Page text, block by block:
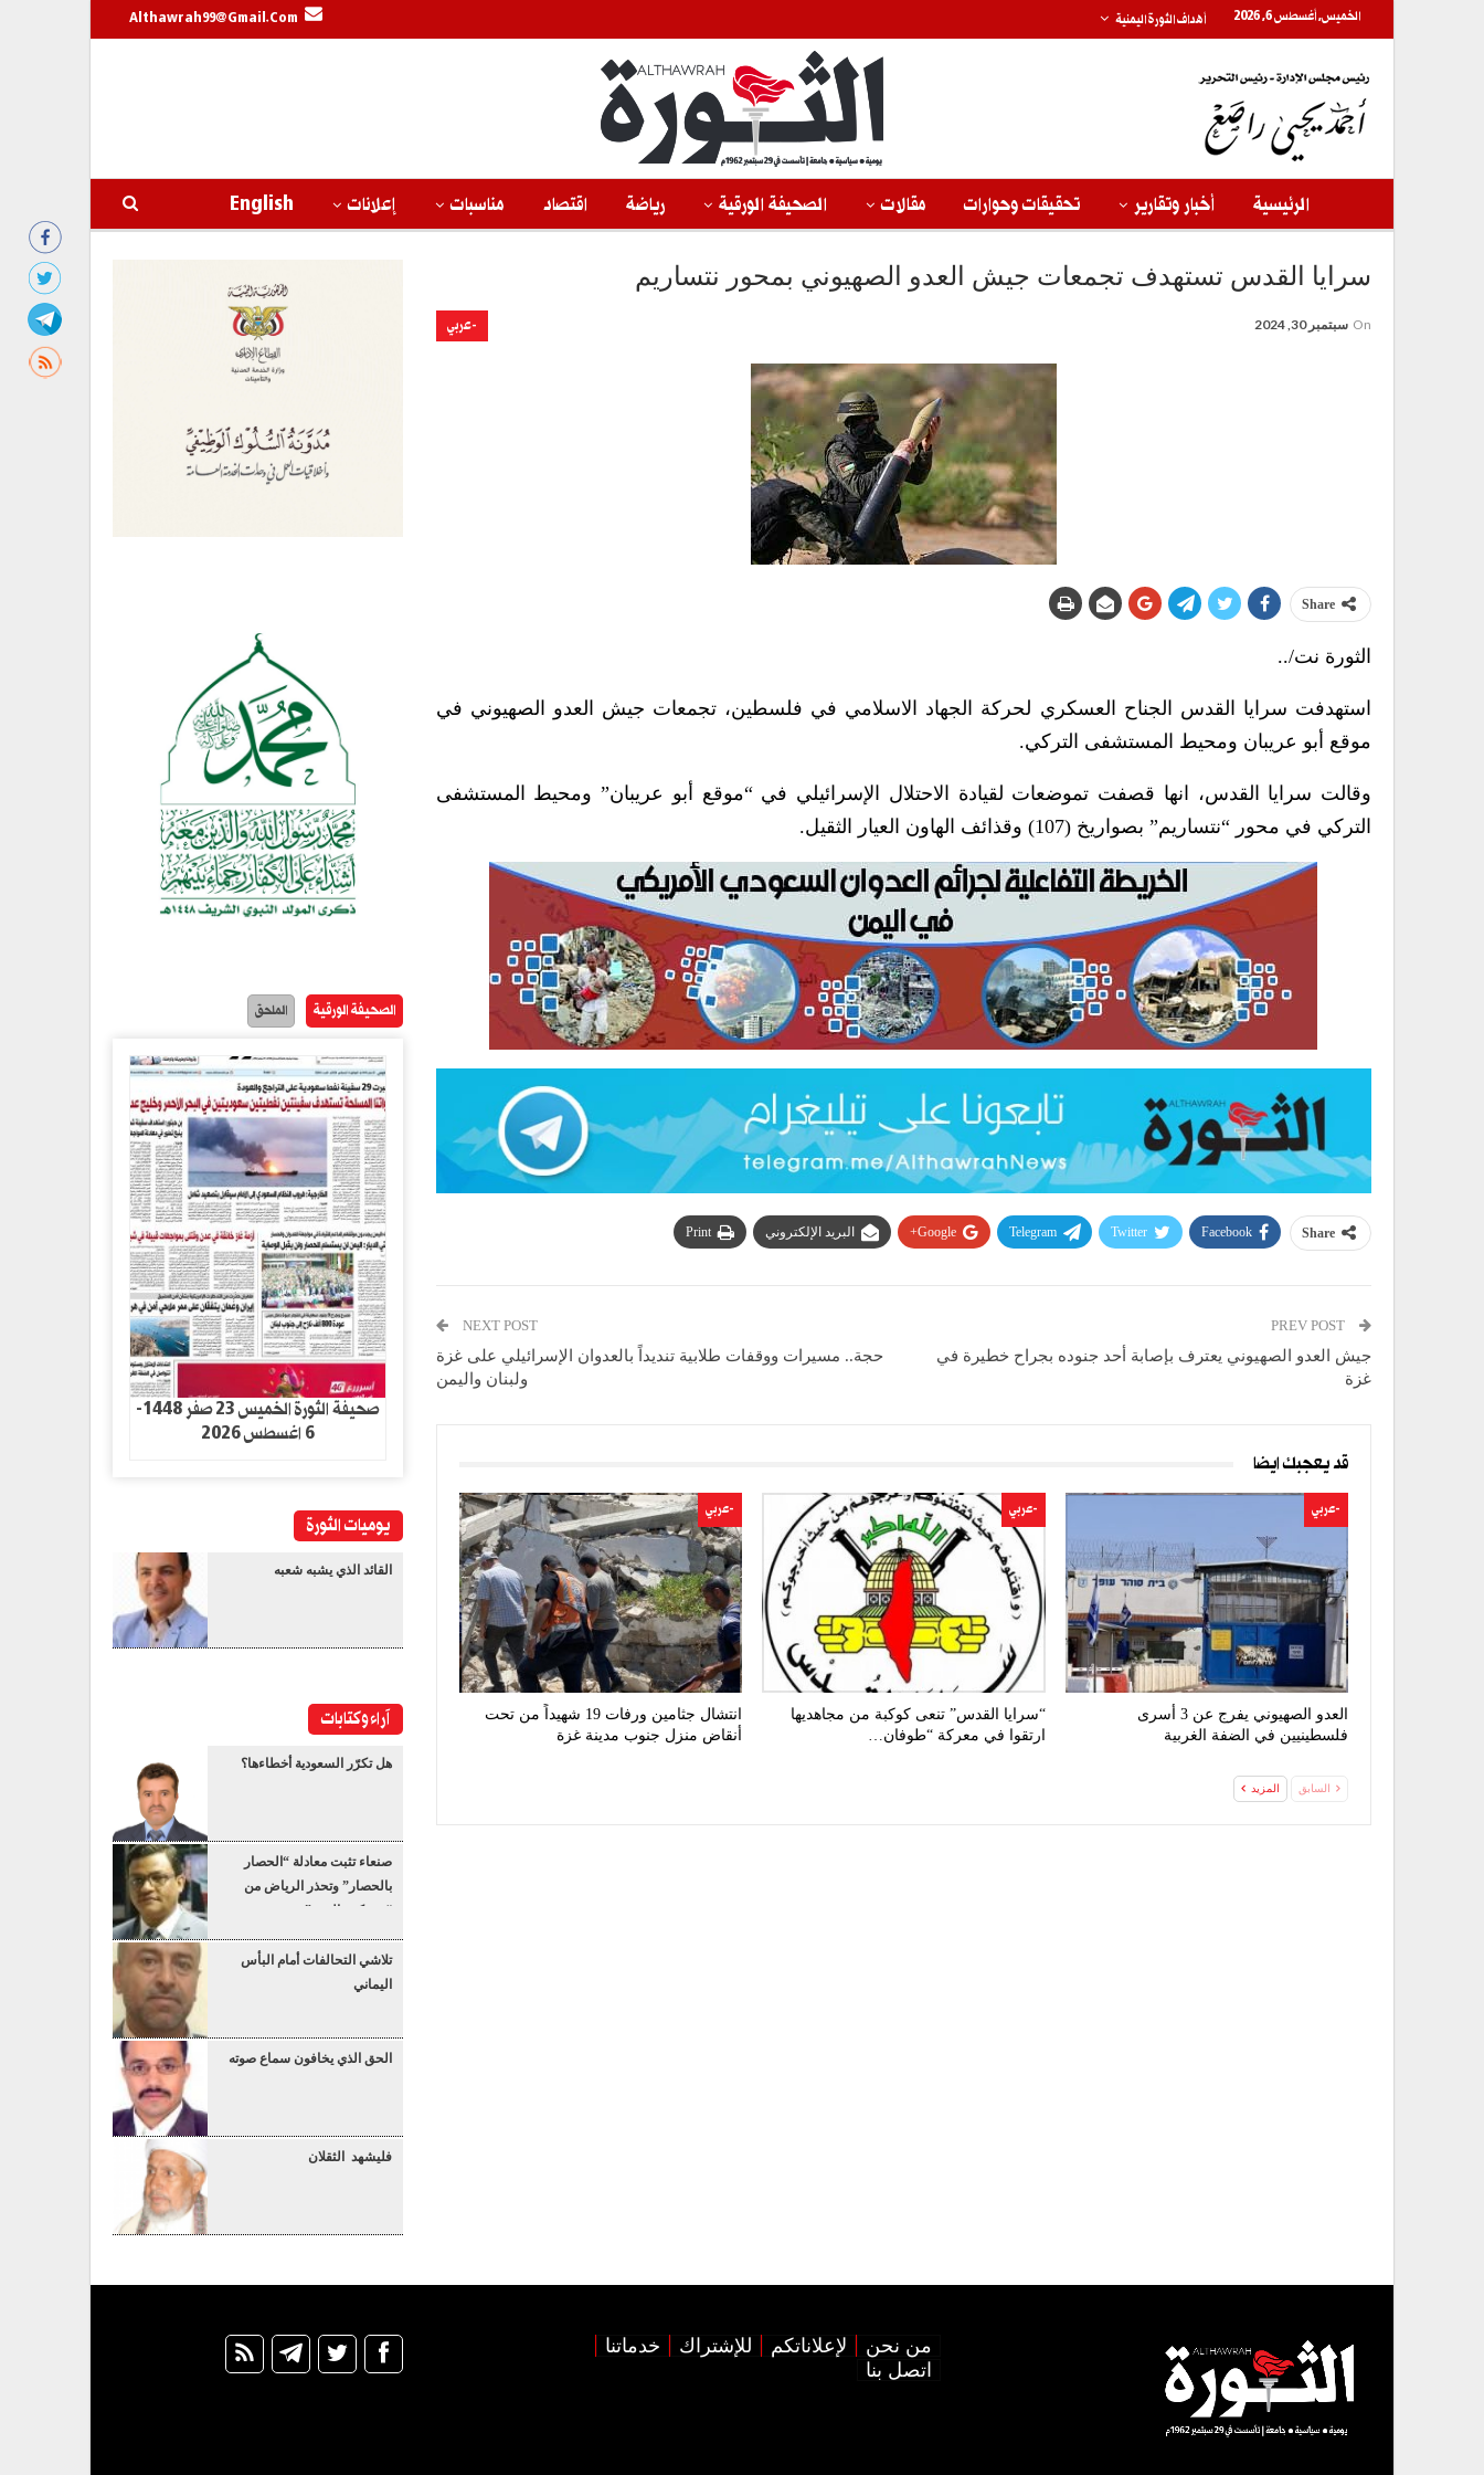
الخميس, أغسطس 6, 2026 أهداف الثورة اليمنية Althawrah99@gmail.com
الرئيسية أخبار وتقارير تحقيقات وحوارات مقالات الصحيفة الورقية رياضة اقتصاد مناسبات إعلانات English
سرايا القدس تستهدف تجمعات جيش العدو الصهيوني بمحور نتساريم
-عربي On سبتمبر 30, 2024
Share
الثورة نت/..
استهدفت سرايا القدس الجناح العسكري لحركة الجهاد الاسلامي في فلسطين، تجمعات جيش العدو الصهيوني في
موقع أبو عريبان ومحيط المستشفى التركي.
وقالت سرايا القدس، انها قصفت تموضعات لقيادة الاحتلال الإسرائيلي في “موقع أبو عريبان” ومحيط المستشفى
التركي في محور “نتساريم” بصواريخ (107) وقذائف الهاون العيار الثقيل.
Share
Facebook
Twitter
Telegram
Google+ البريد الإلكتروني Print
جيش العدو الصهيوني يعترف بإصابة أحد جنوده بجراح خطيرة في
غزة
NEXT POST
حجة.. مسيرات ووقفات طلابية تنديداً بالعدوان الإسرائيلي على غزة
ولبنان واليمن
قد يعجبك ايضا
-عربي
العدو الصهيوني يفرج عن 3 أسرى
فلسطينيين في الضفة الغربية
-عربي
“سرايا القدس” تنعى كوكبة من مجاهديها
ارتقوا في معركة “طوفان…
-عربي
انتشال جثامين ورفات 19 شهيداً من تحت
أنقاض منزل جنوب مدينة غزة
السابق المزيد
الصحيفة الورقية الملحق
صحيفة الثورة الخميس 23 صفر 1448-
6 اغسطس 2026
يوميات الثورة
القائد الذي يشبه شعبه
آراء وكتابات
هل تكرّر السعودية أخطاءها؟
صنعاء تثبت معادلة “الحصار
بالحصار” وتحذر الرياض من
“عسكرة البحر”
تلاشي التحالفات أمام البأس
اليماني
الحق الذي يخافون سماع صوته
فليشهد الثقلان
من نحن لإعلاناتكم للإشتراك
خدماتنا
اتصل بنا